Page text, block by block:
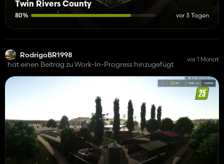
Twin Rivers County
80% vor 3 Tagen
RodrigoBR1998
hat einen Beitrag zu Work-In-Progress hinzugefügt
vor 1 Monat